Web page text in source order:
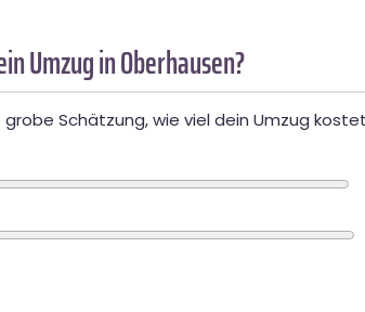
Umzug in Oberhausen?
Schätzung, wie viel dein Umzug